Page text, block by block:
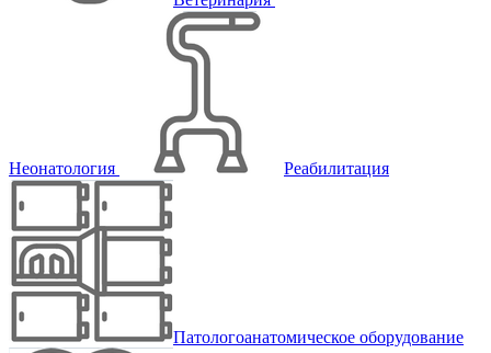
Неонатология Реабилитация
Патологоанатомическое оборудование